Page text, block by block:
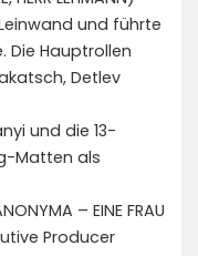
und führte
Die Hauptrollen
Detlev
und die 13-
Matten als
– EINE FRAU
Producer